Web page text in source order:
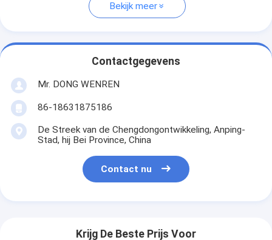
Bekijk meer
Contactgegevens
Mr. DONG WENREN
86-18631875186
De Streek van de Chengdongontwikkeling, Anping-
Stad, hij Bei Province, China
Contact nu
Krijg De Beste Prijs Voor